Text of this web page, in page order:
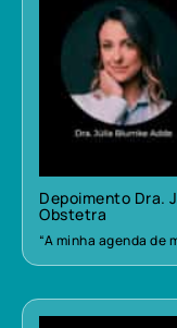
Depoimento Dra.
Obstetra
“A minha agenda de